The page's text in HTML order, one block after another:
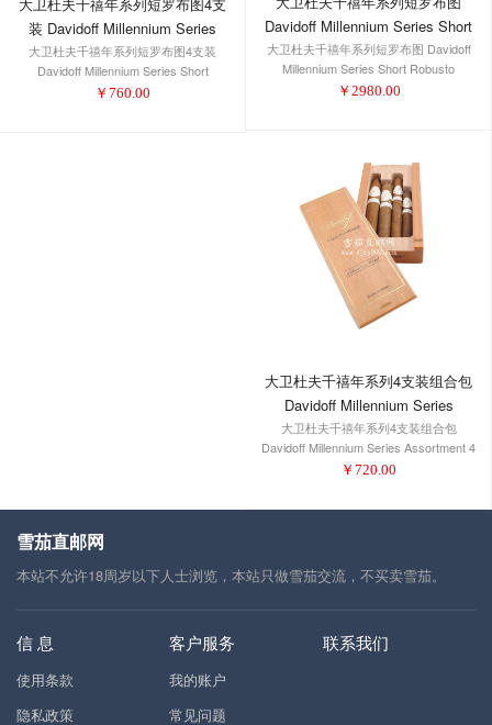
装 Davidoff Millennium Series
Short Robusto 4-Pack 1/4
大卫杜夫千禧年系列短罗布图4支装
Davidoff Millennium Series Short
Robusto 4-Pack 1/4
￥ 760.00
Davidoff Millennium Series Short
Robusto
大卫杜夫千禧年系列短罗布图 Davidoff
Millennium Series Short Robusto
￥ 2980.00
大卫杜夫千禧年系列4支装组合包
Davidoff Millennium Series
Assortment 4 Count
大卫杜夫千禧年系列4支装组合包
Davidoff Millennium Series Assortment 4
Count
￥ 720.00
雪茄直邮网
本站不允许18周岁以下人士浏览，本站只做雪茄交流，不买卖雪茄。
信 息
使用条款
隐私政策
客户服务
我的账户
常见问题
联系我们